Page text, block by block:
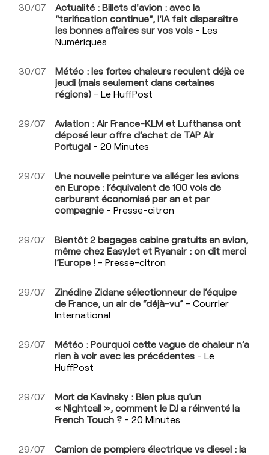
30/07
Actualité : Billets d'avion : avec la
"tarification continue", l'IA fait disparaître
les bonnes affaires sur vos vols - Les
Numériques
30/07
Météo : les fortes chaleurs reculent déjà ce
jeudi (mais seulement dans certaines
régions) - Le HuffPost
29/07
Aviation : Air France-KLM et Lufthansa ont
déposé leur offre d’achat de TAP Air
Portugal - 20 Minutes
29/07
Une nouvelle peinture va alléger les avions
en Europe : l’équivalent de 100 vols de
carburant économisé par an et par
compagnie - Presse-citron
29/07
Bientôt 2 bagages cabine gratuits en avion,
même chez EasyJet et Ryanair : on dit merci
l’Europe ! - Presse-citron
29/07
Zinédine Zidane sélectionneur de l’équipe
de France, un air de “déjà-vu” - Courrier
International
29/07
Météo : Pourquoi cette vague de chaleur n’a
rien à voir avec les précédentes - Le
HuffPost
29/07
Mort de Kavinsky : Bien plus qu’un
« Nightcall », comment le DJ a réinventé la
French Touch ? - 20 Minutes
29/07
Camion de pompiers électrique vs diesel : la